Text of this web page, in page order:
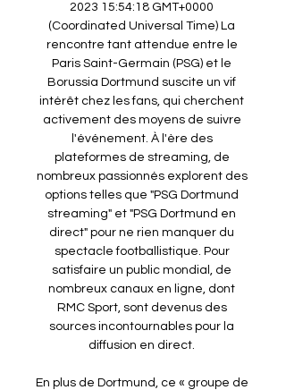
2023 15:54:18 GMT+0000
(Coordinated Universal Time) La
rencontre tant attendue entre le
Paris Saint-Germain (PSG) et le
Borussia Dortmund suscite un vif
intérêt chez les fans, qui cherchent
activement des moyens de suivre
l'événement. À l'ère des
plateformes de streaming, de
nombreux passionnés explorent des
options telles que "PSG Dortmund
streaming" et "PSG Dortmund en
direct" pour ne rien manquer du
spectacle footballistique. Pour
satisfaire un public mondial, de
nombreux canaux en ligne, dont
RMC Sport, sont devenus des
sources incontournables pour la
diffusion en direct.
En plus de Dortmund, ce « groupe de